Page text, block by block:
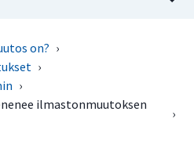
on? ›
›
›
ilmastonmuutoksen
›